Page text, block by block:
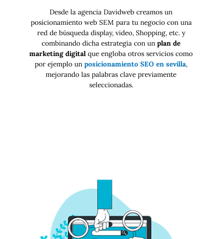
Desde la agencia Davidweb creamos un
posicionamiento web SEM para tu negocio con una
red de búsqueda display, video, Shopping, etc. y
combinando dicha estrategia con un plan de
marketing digital que engloba otros servicios como
por ejemplo un posicionamiento SEO en sevilla,
mejorando las palabras clave previamente
seleccionadas.